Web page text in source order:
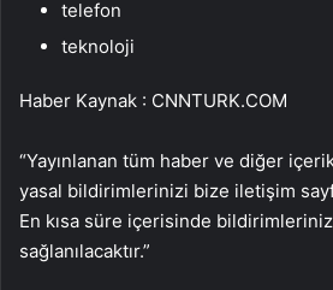
telefon
teknoloji
Haber Kaynak : CNNTURK.COM
“Yayınlanan tüm haber ve diğer
yasal bildirimlerinizi bize iletişim
En kısa süre içerisinde
sağlanılacaktır.”